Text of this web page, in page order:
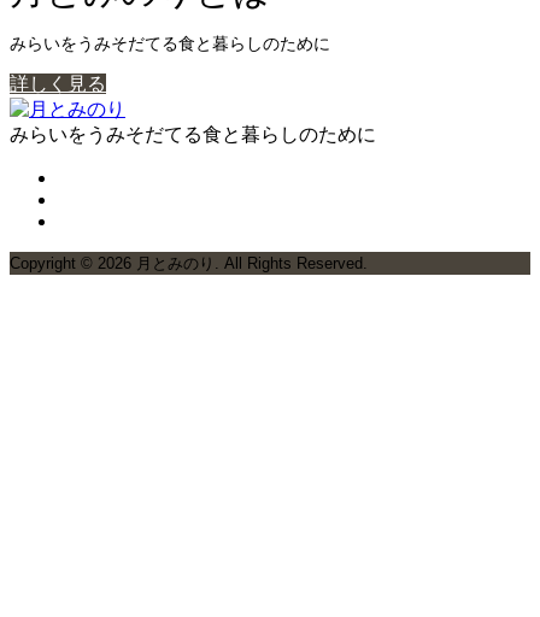
みらいをうみそだてる食と暮らしのために
詳しく見る
みらいをうみそだてる食と暮らしのために
Copyright © 2026 月とみのり. All Rights Reserved.